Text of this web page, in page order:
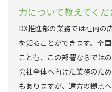
力について教えてくだ
DX推進部の業務では社内の
を知ることができます。全
ことも、この部署ならでは
会社全体へ向けた業務のた
もありますが、遠方の拠点